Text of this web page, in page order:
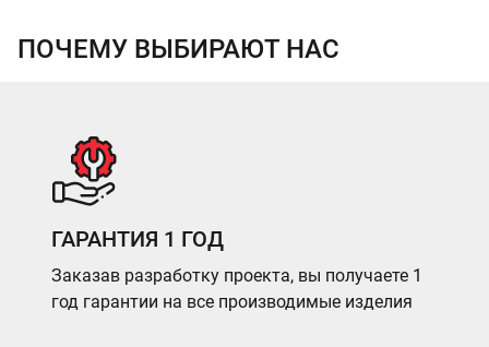
ПОЧЕМУ ВЫБИРАЮТ НАС
ГАРАНТИЯ 1 ГОД
Заказав разработку проекта, вы получаете 1
год гарантии на все производимые изделия